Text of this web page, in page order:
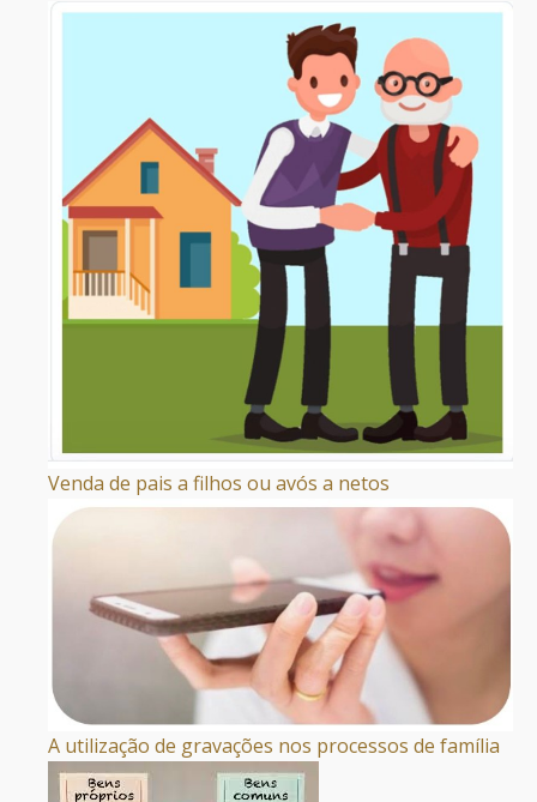
Venda de pais a filhos ou avós a netos
A utilização de gravações nos processos de família